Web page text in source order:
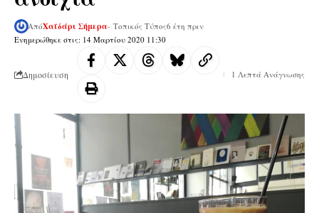
Ενημερώθηκε στις: 14 Μαρτίου 2020 11:30
ΑπόΧαϊδάρι Σήμερα- Τοπικός Τύπος6 έτη πριν
Δημοσίευση 1 Λεπτά Ανάγνωσης